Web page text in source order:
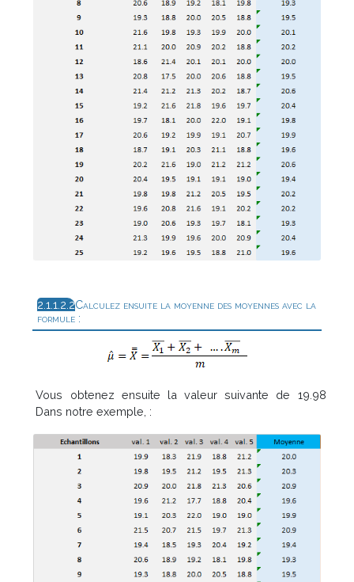
Calculez ensuite la moyenne des moyennes avec la
formule :
Vous obtenez ensuite la valeur suivante de 19.98
Dans notre exemple, :